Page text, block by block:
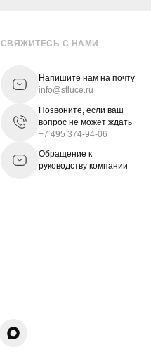
СВЯЖИТЕСЬ С НАМИ
Напишите нам на почту
info@stluce.ru
Позвоните, если ваш
вопрос не может ждать
+7 495 374-94-06
Обращение к
руководству компании